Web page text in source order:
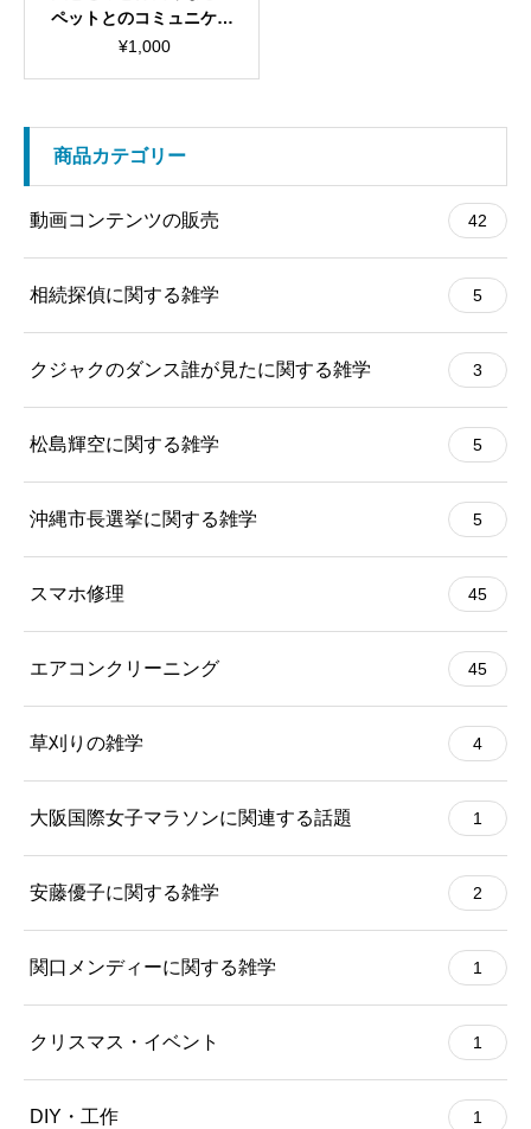
ペットとのコミュニケー
ション方法をご紹介ショ
¥1,000
商品カテゴリー
動画コンテンツの販売 42
相続探偵に関する雑学 5
クジャクのダンス誰が見たに関する雑学 3
松島輝空に関する雑学 5
沖縄市長選挙に関する雑学 5
スマホ修理 45
エアコンクリーニング 45
草刈りの雑学 4
大阪国際女子マラソンに関連する話題 1
安藤優子に関する雑学 2
関口メンディーに関する雑学 1
クリスマス・イベント 1
DIY・工作 1